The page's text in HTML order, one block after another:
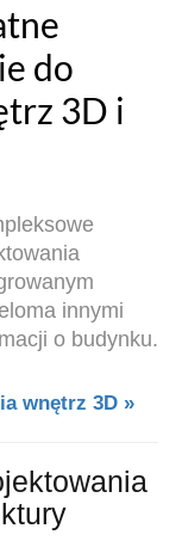
do
3D i
innymi
o budynku.
wnętrz 3D »